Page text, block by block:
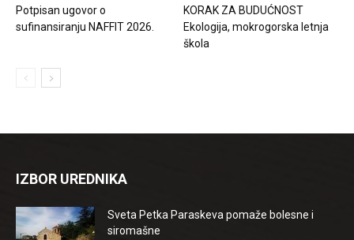
Potpisan ugovor o
sufinansiranju NAFFIT 2026.
KORAK ZA BUDUĆNOST
Ekologija, mokrogorska letnja
škola
IZBOR UREDNIKA
Sveta Petka Paraskeva pomaže bolesne i
siromašne